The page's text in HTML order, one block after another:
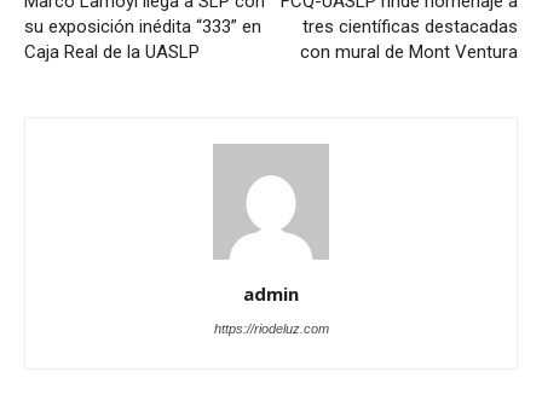
su exposición inédita “333” en
Caja Real de la UASLP
tres científicas destacadas
con mural de Mont Ventura
admin
https://riodeluz.com